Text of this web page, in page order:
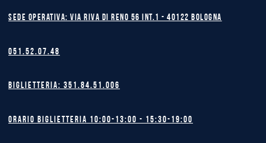
Sede operativa: Via Riva di Reno 56 int.1 - 40122 BOLOGNA
051.52.07.48
Biglietteria: 351.84.51.006
Orario biglietteria 10:00-13:00 - 15:30-19:00